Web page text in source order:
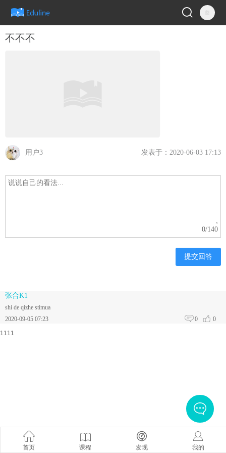
不不不
用户3 发表于：2020-06-03 17:13
0/140
提交回答
张合K1
shi de qizhe stimua
0
0
2020-09-05 07:23
首页 课程 发现 我的
1111